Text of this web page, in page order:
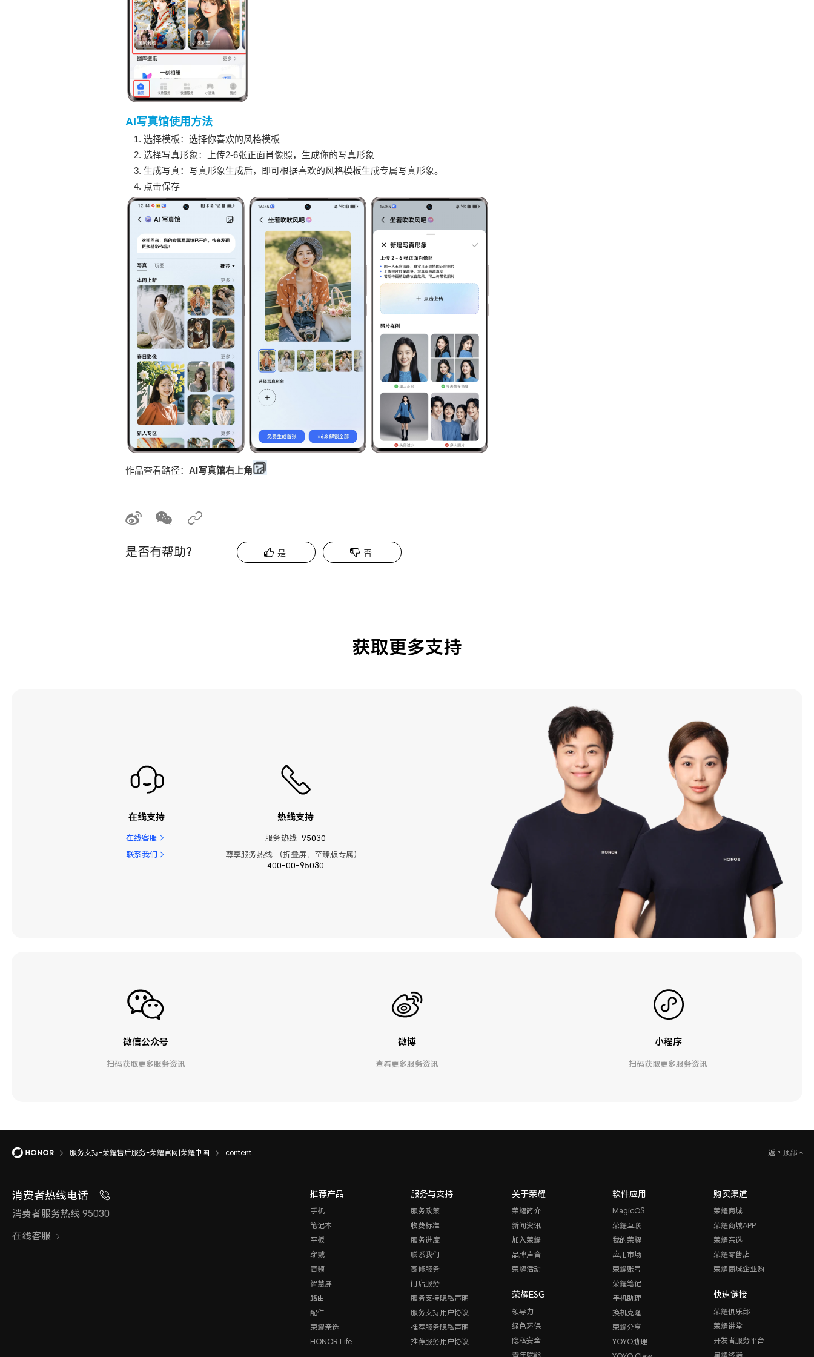
AI写真馆使用方法
选择模板：选择你喜欢的风格模板
选择写真形象：上传2-6张正面肖像照，生成你的写真形象
生成写真：写真形象生成后，即可根据喜欢的风格模板生成专属写真形象。
点击保存
作品查看路径： AI写真馆右上角
是否有帮助？ 是 否
获取更多支持
在线支持
在线客服
联系我们
热线支持
服务热线 95030
尊享服务热线 （折叠屏、至臻版专属）
400-00-95030
微信公众号
扫码获取更多服务资讯
微博
查看更多服务资讯
小程序
扫码获取更多服务资讯
服务支持-荣耀售后服务-荣耀官网|荣耀中国 content 返回顶部
消费者热线电话
消费者服务热线 95030
在线客服
推荐产品
手机
笔记本
平板
穿戴
音频
智慧屏
路由
配件
荣耀亲选
HONOR Life
服务与支持
服务政策
收费标准
服务进度
联系我们
寄修服务
门店服务
服务支持隐私声明
服务支持用户协议
推荐服务隐私声明
推荐服务用户协议
关于荣耀
荣耀简介
新闻资讯
加入荣耀
品牌声音
荣耀活动
荣耀ESG
领导力
绿色环保
隐私安全
青年赋能
软件应用
MagicOS
荣耀互联
我的荣耀
应用市场
荣耀账号
荣耀笔记
手机助理
换机克隆
荣耀分享
YOYO助理
购买渠道
荣耀商城
荣耀商城APP
荣耀亲选
荣耀零售店
荣耀商城企业购
快速链接
荣耀俱乐部
荣耀讲堂
开发者服务平台
星耀终端